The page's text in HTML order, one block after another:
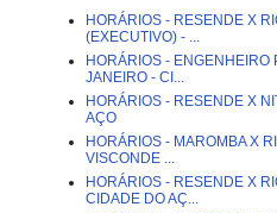
HORÁRIOS - RESENDE X
(EXECUTIVO) - ...
HORÁRIOS - ENGENHEIRO
JANEIRO - CI...
HORÁRIOS - RESENDE X
AÇO
HORÁRIOS - MAROMBA X
VISCONDE ...
HORÁRIOS - RESENDE X
CIDADE DO AÇ...